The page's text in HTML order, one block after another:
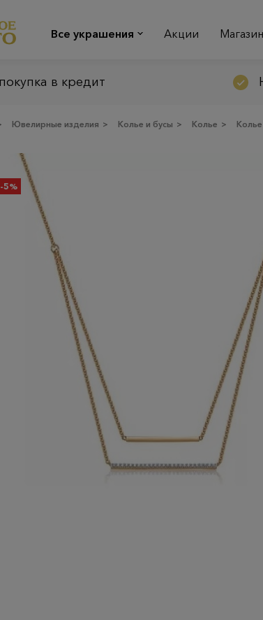
Все украшения Акции
в кредит
Ювелирные изделия > Колье и бусы > Колье >
-5%